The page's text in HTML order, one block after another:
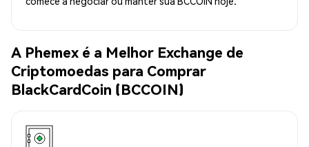
A Phemex é a Melhor Exchange de
Criptomoedas para Comprar
BlackCardCoin (BCCOIN)